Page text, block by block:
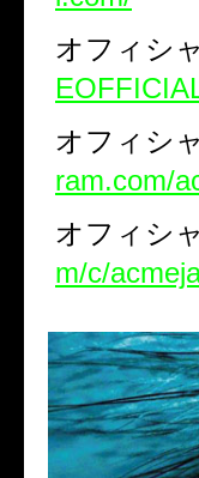
オフィシ
オフィシ
ram.com/
オフィシ
m/c/